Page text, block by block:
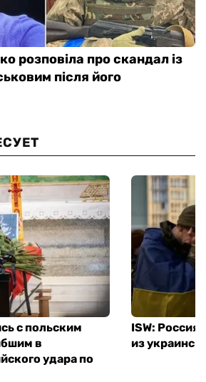
с польским
в
удара по
ISW:
из